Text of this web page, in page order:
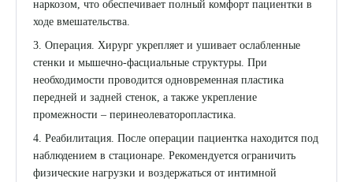
наркозом, что обеспечивает полный комфорт пациентки в
ходе вмешательства.
3. Операция. Хирург укрепляет и ушивает ослабленные
стенки и мышечно-фасциальные структуры. При
необходимости проводится одновременная пластика
передней и задней стенок, а также укрепление
промежности – перинеолеваторопластика.
4. Реабилитация. После операции пациентка находится под
наблюдением в стационаре. Рекомендуется ограничить
физические нагрузки и воздержаться от интимной